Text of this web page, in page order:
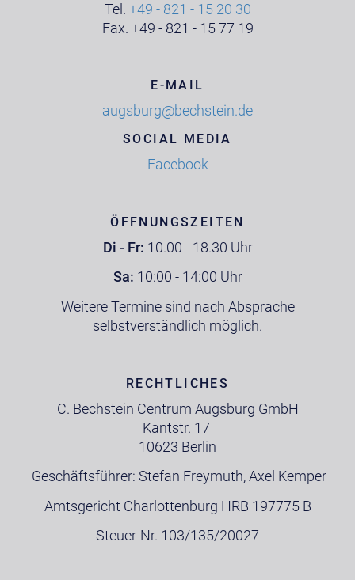
Tel. +49 - 821 - 15 20 30
Fax. +49 - 821 - 15 77 19
E-MAIL
augsburg@bechstein.de
SOCIAL MEDIA
Facebook
ÖFFNUNGSZEITEN
Di - Fr: 10.00 - 18.30 Uhr
Sa: 10:00 - 14:00 Uhr
Weitere Termine sind nach Absprache
selbstverständlich möglich.
RECHTLICHES
C. Bechstein Centrum Augsburg GmbH
Kantstr. 17
10623 Berlin
Geschäftsführer: Stefan Freymuth, Axel Kemper
Amtsgericht Charlottenburg HRB 197775 B
Steuer-Nr. 103/135/20027